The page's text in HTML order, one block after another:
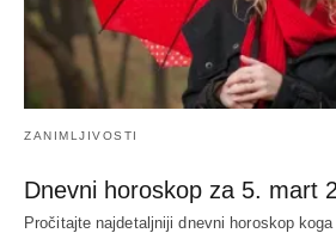
ZANIMLJIVOSTI
Dnevni horoskop za 5. mart
Pročitajte najdetaljniji dnevni horoskop